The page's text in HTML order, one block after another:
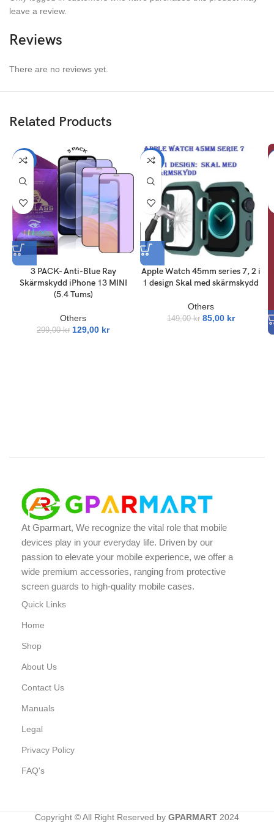
Reviews
There are no reviews yet.
leave a review.
Related Products
-57%
3 PACK- Anti-Blue Ray
Skärmskydd iPhone 13 MINI
(5.4 Tums)
Others
299,00kr 129,00 kr
-43%
Apple Watch 45mm series 7, 2 i
1 design Skal med skärmskydd
Others
149,00kr 85,00 kr
At Gparmart, We recognize the vital role that mobile
devices play in your everyday life. Driven by our
passion to elevate your mobile experience, we offer a
wide premium accessories, ranging from protective
screen guards to high-quality mobile cases.
Quick Links
Home
Shop
About Us
Contact Us
Manuals
Legal
Privacy Policy
FAQ's
Copyright © All Right Reserved by GPARMART 2024